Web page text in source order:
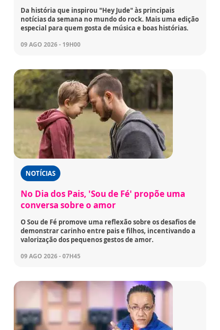
Da história que inspirou "Hey Jude" às principais
notícias da semana no mundo do rock. Mais uma edição
especial para quem gosta de música e boas histórias.
09 AGO 2026 - 19H00
NOTÍCIAS
No Dia dos Pais, 'Sou de Fé' propõe uma
conversa sobre o amor
O Sou de Fé promove uma reflexão sobre os desafios de
demonstrar carinho entre pais e filhos, incentivando a
valorização dos pequenos gestos de amor.
09 AGO 2026 - 07H45